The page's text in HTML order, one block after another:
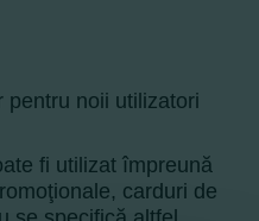
pentru noii utilizatori
fi utilizat împreună
carduri de